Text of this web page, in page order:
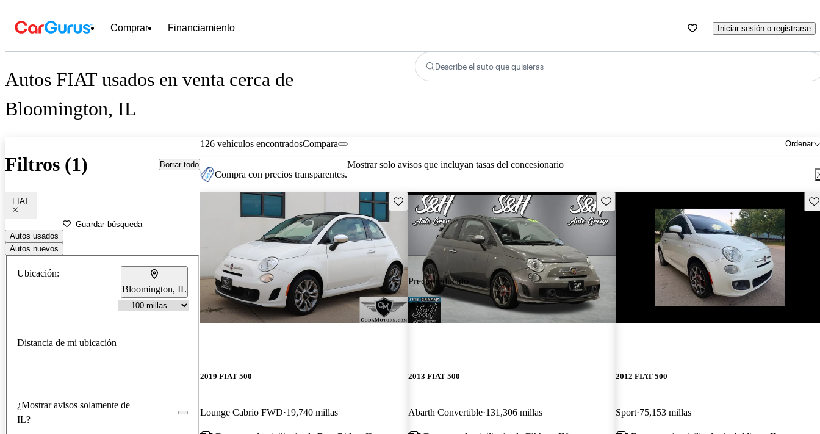
Comprar Financiamiento Iniciar sesión o registrarse
Autos FIAT usados en venta cerca de
Bloomington, IL
Describe el auto que quisieras
Filtros (1) Borrar todo
FIAT
Guardar búsqueda
Autos usados
Autos nuevos
Ubicación:
Bloomington, IL
Distancia de mi ubicación
¿Mostrar avisos solamente de
IL?
126 vehículos encontrados Ordenar
Compara
Compra con precios transparentes.
Mostrar solo avisos que incluyan tasas del concesionario
Guarda este Aviso
2019 FIAT 500
Lounge Cabrio FWD 19,740 millas
Precio reducido
-$208
Guarda este Aviso
2013 FIAT 500
Abarth Convertible 131,306 millas
2012 FIAT 500
Sport 75,153 millas